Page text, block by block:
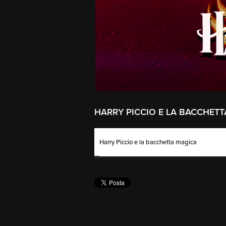
HARRY PICCIO E LA
Harry Piccio e la bacchetta magica